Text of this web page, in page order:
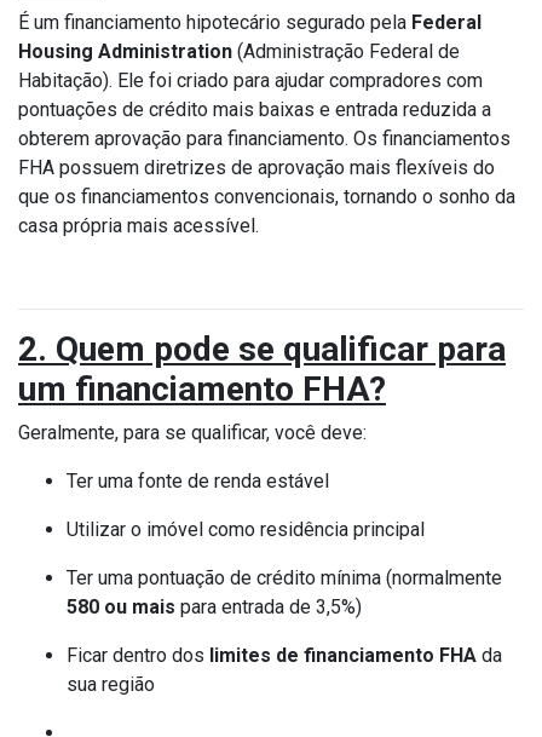
É um financiamento hipotecário segurado pela Federal
Housing Administration (Administração Federal de
Habitação). Ele foi criado para ajudar compradores com
pontuações de crédito mais baixas e entrada reduzida a
obterem aprovação para financiamento. Os financiamentos
FHA possuem diretrizes de aprovação mais flexíveis do
que os financiamentos convencionais, tornando o sonho da
casa própria mais acessível.
2. Quem pode se qualificar para
um financiamento FHA?
Geralmente, para se qualificar, você deve:
Ter uma fonte de renda estável
Utilizar o imóvel como residência principal
Ter uma pontuação de crédito mínima (normalmente
580 ou mais para entrada de 3,5%)
Ficar dentro dos limites de financiamento FHA da
sua região